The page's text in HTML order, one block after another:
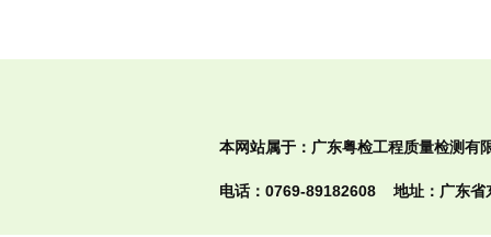
本网站属于：广东粤检工程质量检测
电话：0769-89182608 地址：广东省